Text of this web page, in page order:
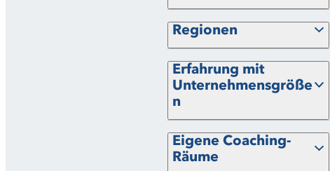
Regionen
Erfahrung mit
Unternehmensgröße
n
Eigene Coaching-
Räume